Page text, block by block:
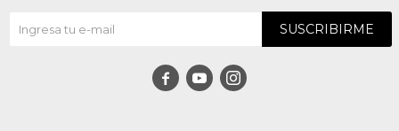
SUSCRIBIRME
  